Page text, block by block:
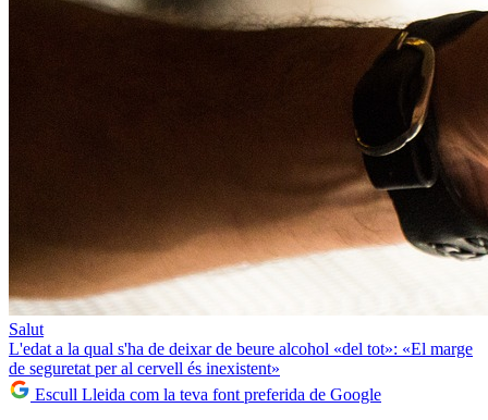
Salut
L'edat a la qual s'ha de deixar de beure alcohol «del tot»: «El marge
de seguretat per al cervell és inexistent»
Escull Lleida com la teva font preferida de Google